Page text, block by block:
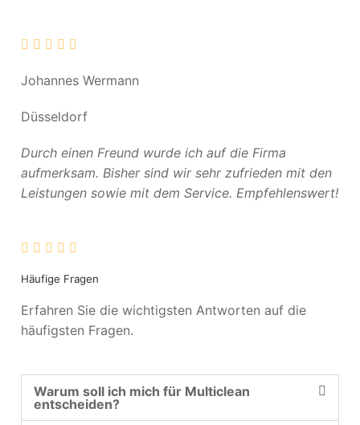
Johannes Wermann
Düsseldorf
Durch einen Freund wurde ich auf die Firma
aufmerksam. Bisher sind wir sehr zufrieden mit den
Leistungen sowie mit dem Service. Empfehlenswert!
Häufige Fragen
Erfahren Sie die wichtigsten Antworten auf die
häufigsten Fragen.
Warum soll ich mich für Multiclean
entscheiden?